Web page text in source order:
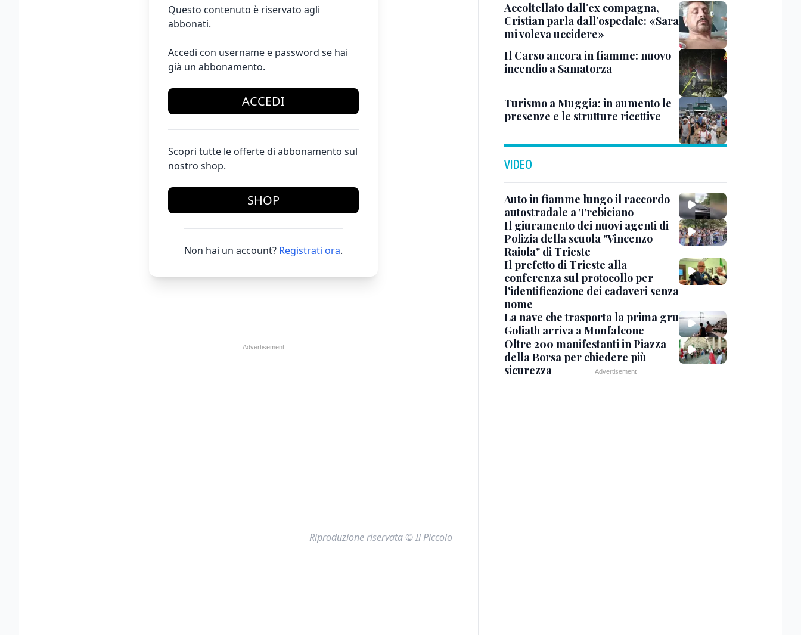
Questo contenuto è riservato agli
abbonati.
Accedi con username e password se hai
già un abbonamento.
ACCEDI
Scopri tutte le offerte di abbonamento sul
nostro shop.
SHOP
Non hai un account? Registrati ora.
Riproduzione riservata © Il Piccolo
Accoltellato dall’ex compagna,
Cristian parla dall’ospedale: «Sara
mi voleva uccidere»
Il Carso ancora in fiamme: nuovo
incendio a Samatorza
Turismo a Muggia: in aumento le
presenze e le strutture ricettive
VIDEO
Auto in fiamme lungo il raccordo
autostradale a Trebiciano
Il giuramento dei nuovi agenti di
Polizia della scuola "Vincenzo
Raiola" di Trieste
Il prefetto di Trieste alla
conferenza sul protocollo per
l'identificazione dei cadaveri senza
nome
La nave che trasporta la prima gru
Goliath arriva a Monfalcone
Oltre 200 manifestanti in Piazza
della Borsa per chiedere più
sicurezza